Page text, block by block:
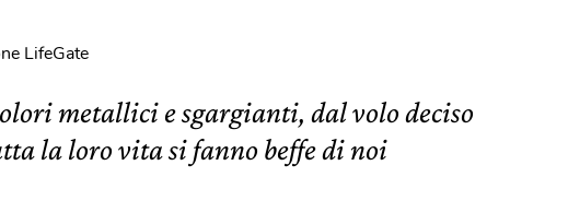
LifeGate
metallici e sgargianti, dal volo deciso
la loro vita si fanno beffe di noi